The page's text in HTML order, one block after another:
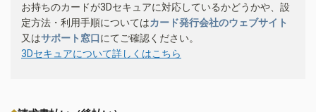
お持ちのカードが3Dセキュアに対応しているかどうかや、設
定方法・利用手順についてはカード発行会社のウェブサイト
又はサポート窓口にてご確認ください。
3Dセキュアについて詳しくはこちら